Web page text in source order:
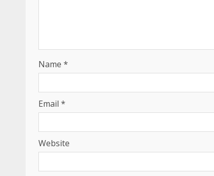
Name *
Email *
Website